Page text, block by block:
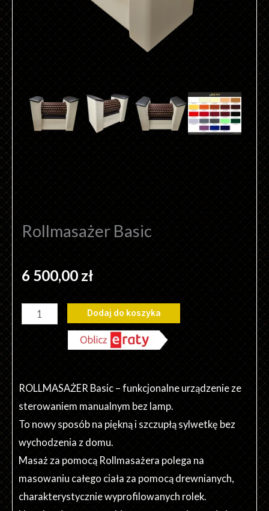
Rollmasażer Basic
6 500,00 zł
ilość
Rollmasażer
Dodaj do koszyka
ROLLMASAŻER Basic – funkcjonalne urządzenie ze
sterowaniem manualnym bez lamp.
To nowy sposób na piękną i szczupłą sylwetkę bez
wychodzenia z domu.
Masaż za pomocą Rollmasażera polega na
masowaniu całego ciała za pomocą drewnianych,
charakterystycznie wyprofilowanych rolek.